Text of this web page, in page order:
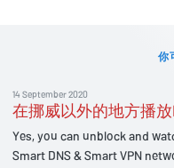
你
14 September 2020
在挪威以外的地方播放
Yes, you can unblock and
Smart DNS & Smart VPN